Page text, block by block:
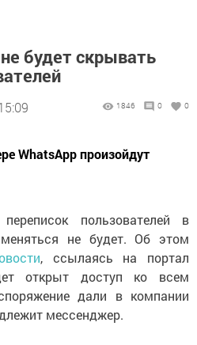
будет скрывать
1846 0 0
WhatsApp произойдут
пользователей в
не будет. Об этом
, ссылаясь на портал
открыт доступ ко всем
дали в компании
мессенджер.